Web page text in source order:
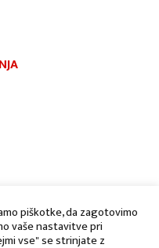
piškotke, da zagotovimo
vaše nastavitve pri
vse" se strinjate z